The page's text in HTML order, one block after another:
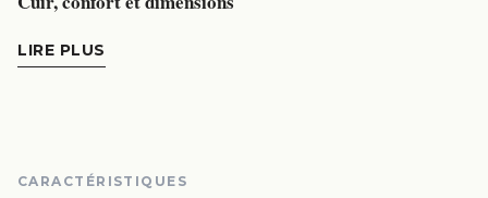
LIRE PLUS
CARACTÉRISTIQUES